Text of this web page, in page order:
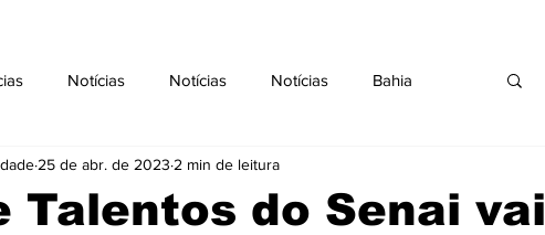
Notícias Notícias Notícias Bahia
Cidades Coluna Concursos
Talentos do Senai vai
25 de abr. de 2023 2 min de leitura